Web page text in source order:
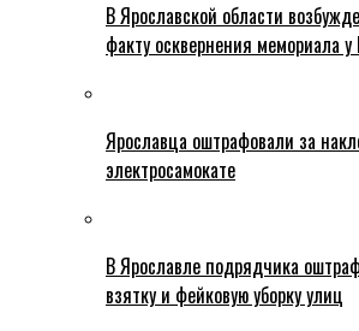
В Ярославской области
факту осквернения мемориала у
Ярославца оштрафовали за
электросамокате
В Ярославле подрядчика
взятку и фейковую уборку улиц